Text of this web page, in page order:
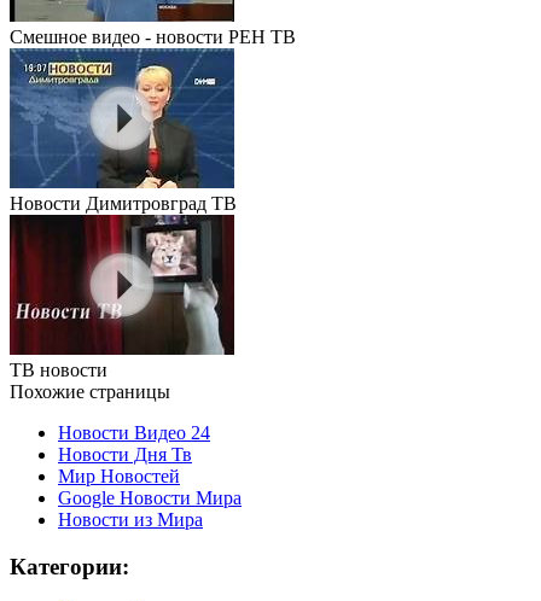
Смешное видео - новости РЕН ТВ
Новости Димитровград ТВ
ТВ новости
Похожие страницы
Новости Видео 24
Новости Дня Тв
Мир Новостей
Google Новости Мира
Новости из Мира
Категории: